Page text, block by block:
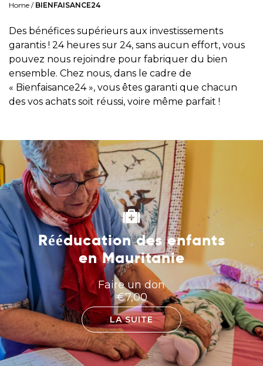
Home / BIENFAISANCE24
Des bénéfices supérieurs aux investissements
garantis ! 24 heures sur 24, sans aucun effort, vous
pouvez nous rejoindre pour fabriquer du bien
ensemble. Chez nous, dans le cadre de
« Bienfaisance24 », vous êtes garanti que chacun
des vos achats soit réussi, voire même parfait !
Rééducation des enfants
en Mauritanie
Faire un don
€7,00
LA SUITE